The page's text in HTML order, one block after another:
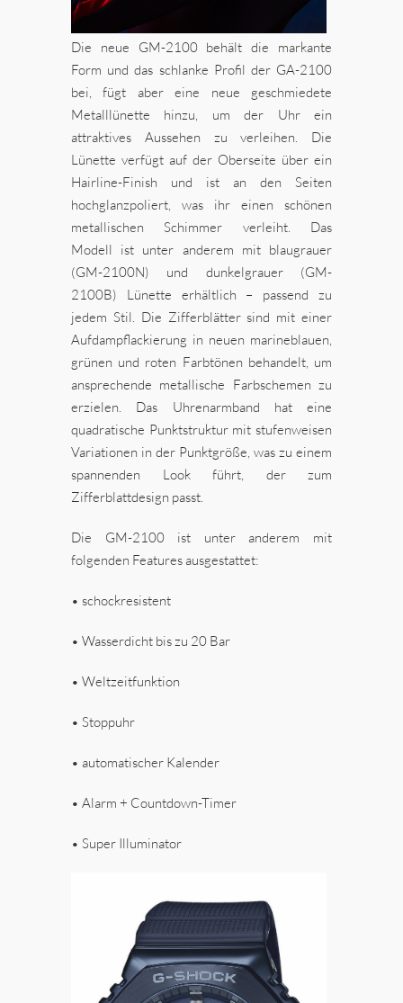
Die neue GM-2100 behält die markante
Form und das schlanke Profil der GA-2100
bei, fügt aber eine neue geschmiedete
Metalllünette hinzu, um der Uhr ein
attraktives Aussehen zu verleihen. Die
Lünette verfügt auf der Oberseite über ein
Hairline-Finish und ist an den Seiten
hochglanzpoliert, was ihr einen schönen
metallischen Schimmer verleiht. Das
Modell ist unter anderem mit blaugrauer
(GM-2100N) und dunkelgrauer (GM-
2100B) Lünette erhältlich – passend zu
jedem Stil. Die Zifferblätter sind mit einer
Aufdampflackierung in neuen marineblauen,
grünen und roten Farbtönen behandelt, um
ansprechende metallische Farbschemen zu
erzielen. Das Uhrenarmband hat eine
quadratische Punktstruktur mit stufenweisen
Variationen in der Punktgröße, was zu einem
spannenden Look führt, der zum
Zifferblattdesign passt.
Die GM-2100 ist unter anderem mit
folgenden Features ausgestattet:
• schockresistent
• Wasserdicht bis zu 20 Bar
• Weltzeitfunktion
• Stoppuhr
• automatischer Kalender
• Alarm + Countdown-Timer
• Super Illuminator